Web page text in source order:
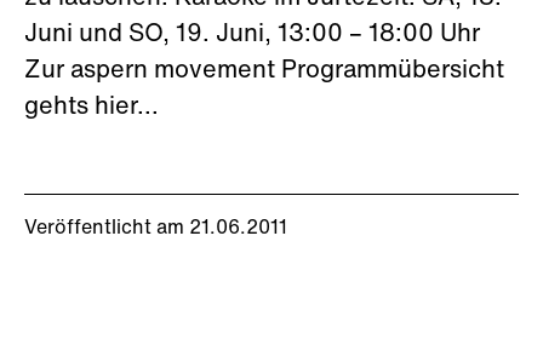
Veröffentlicht am 21.06.2011
Juni und SO, 19. Juni, 13:00 – 18:00 Uhr
Zur aspern movement Programmübersicht
gehts hier...